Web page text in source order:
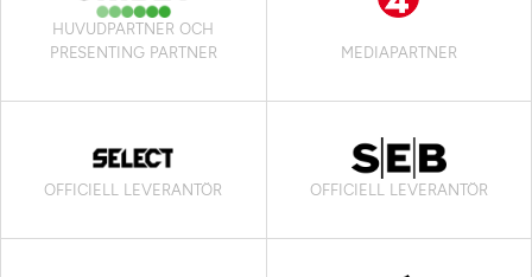
HUVUDPARTNER OCH
PRESENTING PARTNER
MEDIAPARTNER
OFFICIELL LEVERANTÖR OFFICIELL LEVERANTÖR